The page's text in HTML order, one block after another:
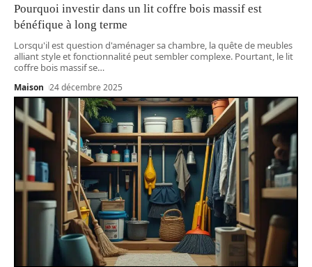
Pourquoi investir dans un lit coffre bois massif est
bénéfique à long terme
Lorsqu'il est question d'aménager sa chambre, la quête de meubles
alliant style et fonctionnalité peut sembler complexe. Pourtant, le lit
coffre bois massif se…
Maison 24 décembre 2025